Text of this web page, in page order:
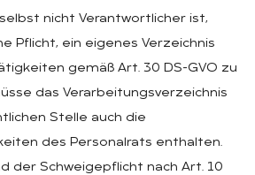
nicht Verantwortlicher ist,
Pflicht, ein eigenes Verzeichnis
gemäß Art. 30 DS-GVO zu
das Verarbeitungsverzeichnis
Stelle auch die
des Personalrats enthalten.
der Schweigepflicht nach Art. 10